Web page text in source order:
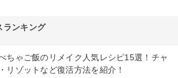
ランキング
ちゃご飯のリメイク人気レシピ15選！チャ
リゾットなど復活方法を紹介！